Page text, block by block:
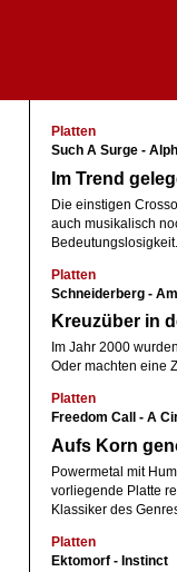
Platten
Such A Surge -
Im Trend
Die einstigen
auch musikalisch
Bedeutungslosigkeit.
Platten
Schneiderberg -
Kreuzüber in
Im Jahr 2000
Oder machten eine
Platten
Freedom Call - A
Aufs Korn
Powermetal mit
vorliegende Platte
Klassiker des
Platten
Ektomorf - Instinct